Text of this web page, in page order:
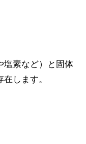
塩素など）と固体
します。